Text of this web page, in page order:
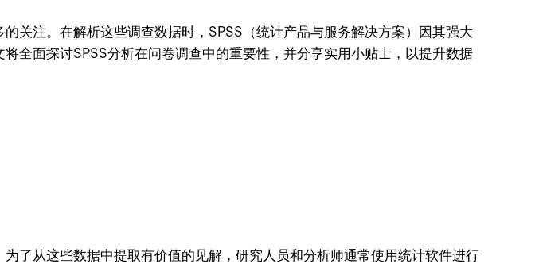
关注。在解析这些调查数据时，SPSS（统计产品与服务解决方案）因其强大
全面探讨SPSS分析在问卷调查中的重要性，并分享实用小贴士，以提升数据
了从这些数据中提取有价值的见解，研究人员和分析师通常使用统计软件进行